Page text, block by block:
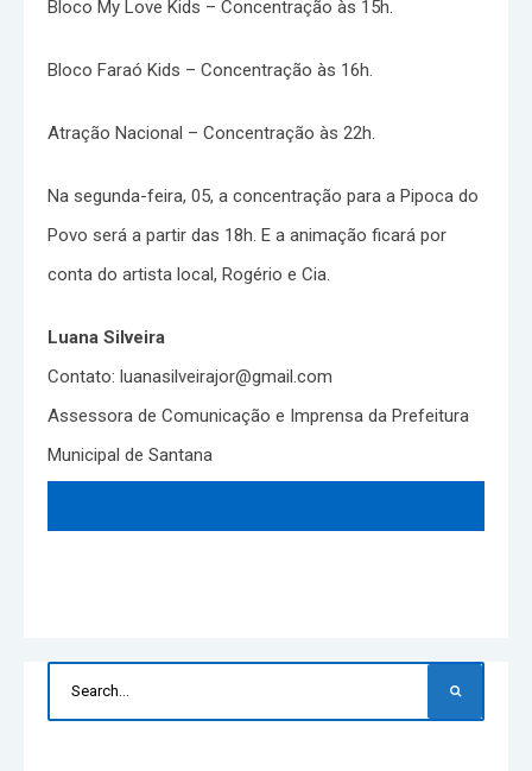
Bloco My Love Kids – Concentração às 15h.
Bloco Faraó Kids – Concentração às 16h.
Atração Nacional – Concentração às 22h.
Na segunda-feira, 05, a concentração para a Pipoca do
Povo será a partir das 18h. E a animação ficará por
conta do artista local, Rogério e Cia.
Luana Silveira
Contato: luanasilveirajor@gmail.com
Assessora de Comunicação e Imprensa da Prefeitura
Municipal de Santana